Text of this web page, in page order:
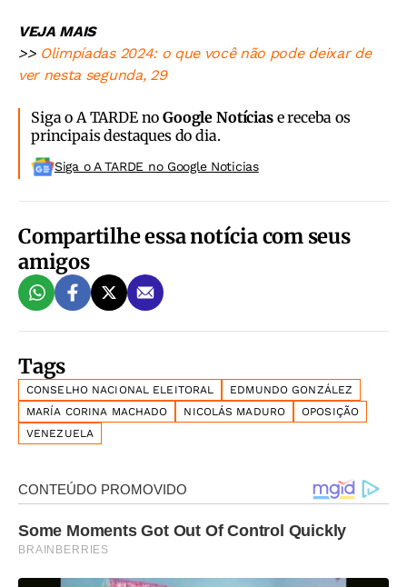
VEJA MAIS
>> Olimpíadas 2024: o que você não pode deixar de
ver nesta segunda, 29
Siga o A TARDE noGoogle Notíciase receba os
principais destaques do dia.
Siga o A TARDE no Google Noticias
Compartilhe essa notícia com seus
amigos
Tags
CONSELHO NACIONAL ELEITORAL
EDMUNDO GONZÁLEZ
MARÍA CORINA MACHADO
NICOLÁS MADURO
OPOSIÇÃO
VENEZUELA